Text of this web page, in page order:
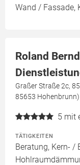
Wand / Fassade,
Roland
Graßer Straße 2c,
85653 Hohenbrunn)
5 mit
TÄTIGKEITEN
Beratung, Kern- /